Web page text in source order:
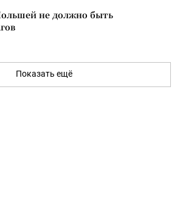
не должно быть
Показать ещё